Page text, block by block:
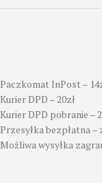
Paczkomat InPost –
Kurier DPD – 20zł
Kurier DPD pobranie –
Przesyłka bezpłatna –
Możliwa wysyłka